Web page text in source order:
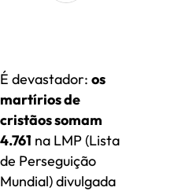
É devastador: os
martírios de
cristãos somam
4.761 na LMP (Lista
de Perseguição
Mundial) divulgada